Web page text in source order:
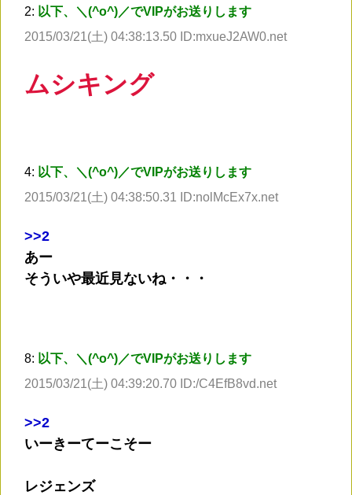
2: 以下、＼(^o^)／でVIPがお送りします
2015/03/21(土) 04:38:13.50 ID:mxueJ2AW0.net
ムシキング
4: 以下、＼(^o^)／でVIPがお送りします
2015/03/21(土) 04:38:50.31 ID:nolMcEx7x.net
>>2
あー
そういや最近見ないね・・・
8: 以下、＼(^o^)／でVIPがお送りします
2015/03/21(土) 04:39:20.70 ID:/C4EfB8vd.net
>>2
いーきーてーこそー
レジェンズ